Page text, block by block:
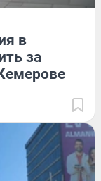
в
за